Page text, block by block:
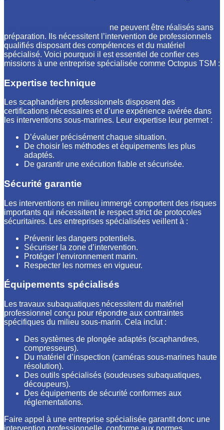
ne peuvent être réalisés sans
préparation. Ils nécessitent l’intervention de professionnels
qualifiés disposant des compétences et du matériel
spécialisé. Voici pourquoi il est essentiel de confier ces
missions à une entreprise spécialisée comme Octopus TSM :
Expertise technique
Les scaphandriers professionnels disposent des
certifications nécessaires et d’une expérience avérée dans
les interventions sous-marines. Leur expertise leur permet :
D’évaluer précisément chaque situation.
De choisir les méthodes et équipements les plus
adaptés.
De garantir une exécution fiable et sécurisée.
Sécurité garantie
Les interventions en milieu immergé comportent des risques
importants qui nécessitent le respect strict de protocoles
sécuritaires. Les entreprises spécialisées veillent à :
Prévenir les dangers potentiels.
Sécuriser la zone d’intervention.
Protéger l’environnement marin.
Respecter les normes en vigueur.
Équipements spécialisés
Les travaux subaquatiques nécessitent du matériel
professionnel conçu pour répondre aux contraintes
spécifiques du milieu sous-marin. Cela inclut :
Des systèmes de plongée adaptés (scaphandres,
compresseurs).
Du matériel d’inspection (caméras sous-marines haute
résolution).
Des outils spécialisés (soudeuses subaquatiques,
découpeurs).
Des équipements de sécurité conformes aux
réglementations.
Faire appel à une entreprise spécialisée garantit donc une